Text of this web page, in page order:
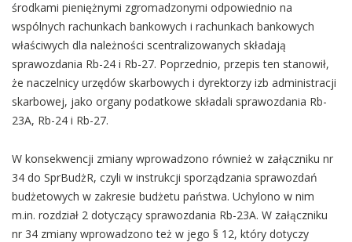
środkami pieniężnymi zgromadzonymi odpowiednio na
wspólnych rachunkach bankowych i rachunkach bankowych
właściwych dla należności scentralizowanych składają
sprawozdania Rb-24 i Rb-27. Poprzednio, przepis ten stanowił,
że naczelnicy urzędów skarbowych i dyrektorzy izb administracji
skarbowej, jako organy podatkowe składali sprawozdania Rb-
23A, Rb-24 i Rb-27.
W konsekwencji zmiany wprowadzono również w załączniku nr
34 do SprBudżR, czyli w instrukcji sporządzania sprawozdań
budżetowych w zakresie budżetu państwa. Uchylono w nim
m.in. rozdział 2 dotyczący sprawozdania Rb-23A. W załączniku
nr 34 zmiany wprowadzono też w jego § 12, który dotyczy